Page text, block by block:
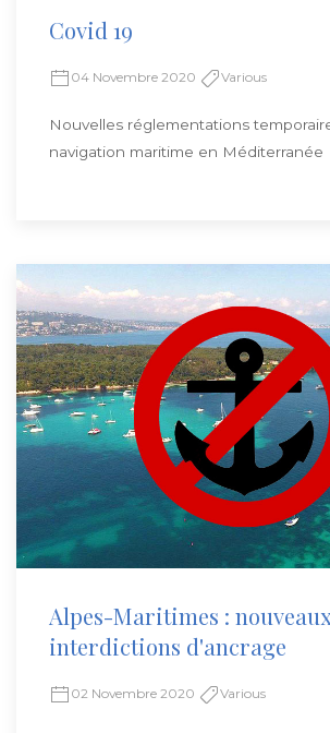
Covid 19
04 Novembre 2020 Various
Nouvelles réglementations
navigation maritime en Méditerranée
Alpes-Maritimes : nouveaux
interdictions d'ancrage
02 Novembre 2020 Various